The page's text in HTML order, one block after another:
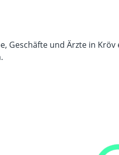
Geschäfte und Ärzte in Kröv